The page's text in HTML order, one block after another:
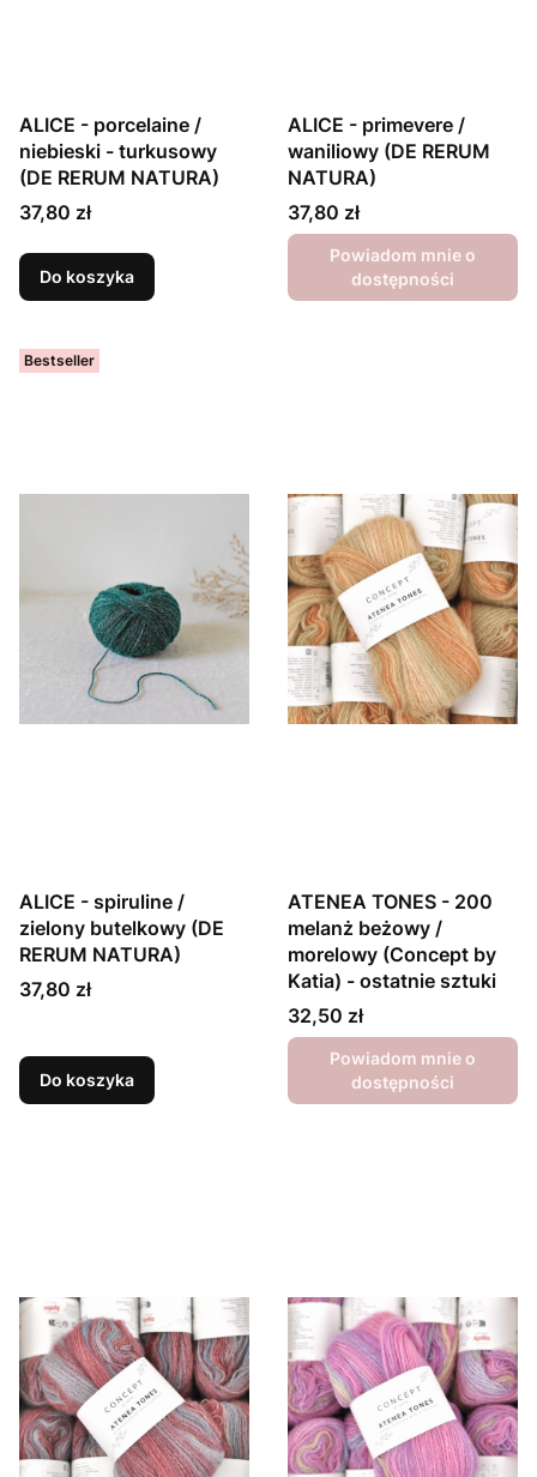
ALICE - porcelaine /
niebieski - turkusowy
(DE RERUM NATURA)
Cena
37,80 zł
Do koszyka
ALICE - primevere /
waniliowy (DE RERUM
NATURA)
Cena
37,80 zł
Powiadom mnie o
dostępności
Bestseller
ALICE - spiruline /
zielony butelkowy (DE
RERUM NATURA)
Cena
37,80 zł
Do koszyka
ATENEA TONES - 200
melanż beżowy /
morelowy (Concept by
Katia) - ostatnie sztuki
Cena
32,50 zł
Powiadom mnie o
dostępności